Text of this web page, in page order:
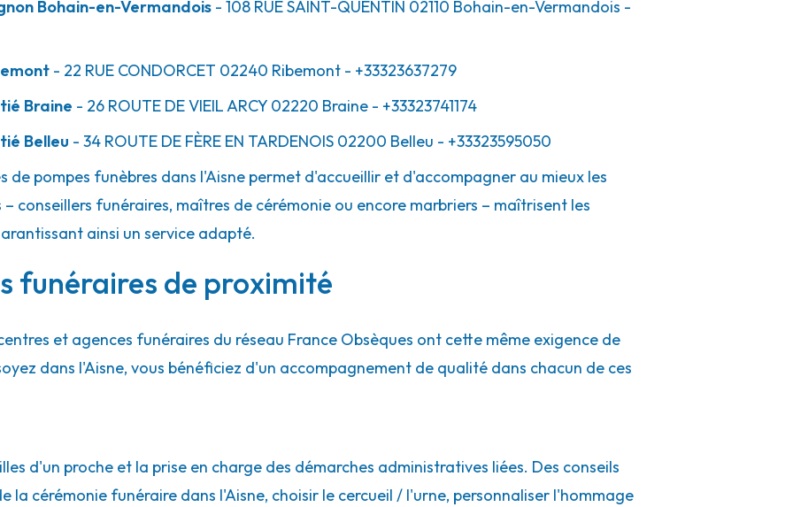
Bohain-en-Vermandois - 108 RUE SAINT-QUENTIN 02110 Bohain-en-Vermandois -
- 22 RUE CONDORCET 02240 Ribemont - +33323637279
Braine - 26 ROUTE DE VIEIL ARCY 02220 Braine - +33323741174
Belleu - 34 ROUTE DE FÈRE EN TARDENOIS 02200 Belleu - +33323595050
pompes funèbres dans l'Aisne permet d'accueillir et d'accompagner au mieux les
conseillers funéraires, maîtres de cérémonie ou encore marbriers – maîtrisent les
ainsi un service adapté.
funéraires de proximité
et agences funéraires du réseau France Obsèques ont cette même exigence de
dans l'Aisne, vous bénéficiez d'un accompagnement de qualité dans chacun de ces
d'un proche et la prise en charge des démarches administratives liées. Des conseils
la cérémonie funéraire dans l'Aisne, choisir le cercueil / l'urne, personnaliser l'hommage